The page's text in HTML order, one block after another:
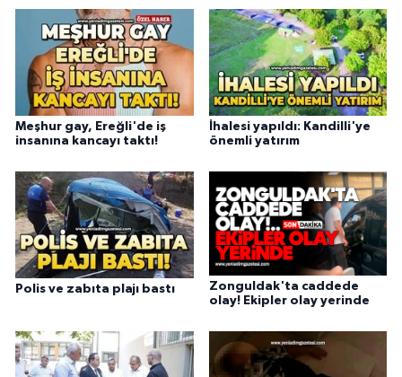
Meşhur gay, Ereğli'de iş
insanına kancayı taktı!
İhalesi yapıldı: Kandilli'ye
önemli yatırım
Polis ve zabıta plajı bastı
Zonguldak'ta caddede
olay! Ekipler olay yerinde